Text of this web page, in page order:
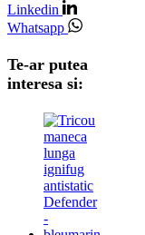
Linkedin
Whatsapp
Te-ar putea
interesa si: